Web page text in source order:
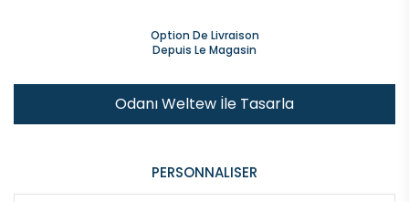
Option De Livraison
Depuis Le Magasin
Odanı Weltew İle Tasarla
PERSONNALISER